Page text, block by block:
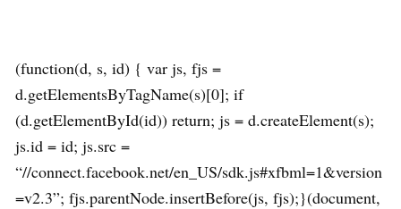
(function(d, s, id) { var js, fjs =
d.getElementsByTagName(s)[0]; if
(d.getElementById(id)) return; js = d.createElement(s);
js.id = id; js.src =
“//connect.facebook.net/en_US/sdk.js#xfbml=1&version
=v2.3”; fjs.parentNode.insertBefore(js, fjs);}(document,